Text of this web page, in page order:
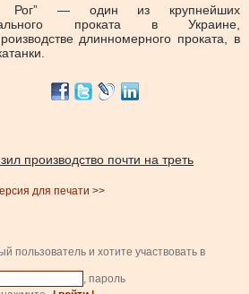
Рог” — один из крупнейших
проката в Украине,
длинномерного проката, в
производство почти на треть
для печати >>
пользователь и хотите участвовать в
, пароль